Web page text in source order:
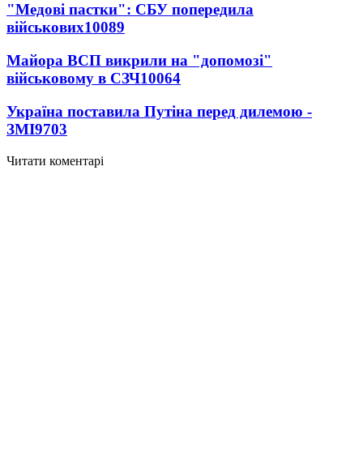
"Медові пастки": СБУ попередила
військових10089
Майора ВСП викрили на "допомозі"
військовому в СЗЧ10064
Україна поставила Путіна перед дилемою -
ЗМІ9703
Читати коментарі